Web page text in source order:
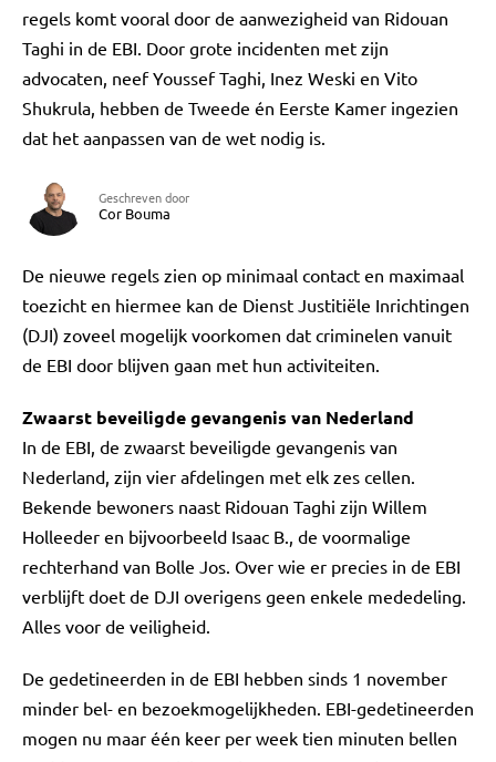
regels komt vooral door de aanwezigheid van Ridouan
Taghi in de EBI. Door grote incidenten met zijn
advocaten, neef Youssef Taghi, Inez Weski en Vito
Shukrula, hebben de Tweede én Eerste Kamer ingezien
dat het aanpassen van de wet nodig is.
Geschreven door
Cor Bouma
De nieuwe regels zien op minimaal contact en maximaal
toezicht en hiermee kan de Dienst Justitiële Inrichtingen
(DJI) zoveel mogelijk voorkomen dat criminelen vanuit
de EBI door blijven gaan met hun activiteiten.
Zwaarst beveiligde gevangenis van Nederland
In de EBI, de zwaarst beveiligde gevangenis van
Nederland, zijn vier afdelingen met elk zes cellen.
Bekende bewoners naast Ridouan Taghi zijn Willem
Holleeder en bijvoorbeeld Isaac B., de voormalige
rechterhand van Bolle Jos. Over wie er precies in de EBI
verblijft doet de DJI overigens geen enkele mededeling.
Alles voor de veiligheid.
De gedetineerden in de EBI hebben sinds 1 november
minder bel- en bezoekmogelijkheden. EBI-gedetineerden
mogen nu maar één keer per week tien minuten bellen